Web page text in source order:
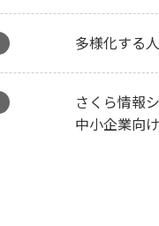
多様化する
さくら情報
中小企業向